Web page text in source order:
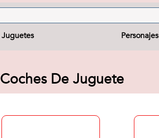
Juguetes Personajes
Coches De Juguete